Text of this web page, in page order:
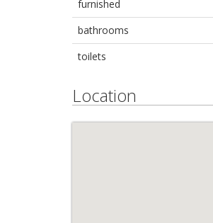
furnished
bathrooms
toilets
Location